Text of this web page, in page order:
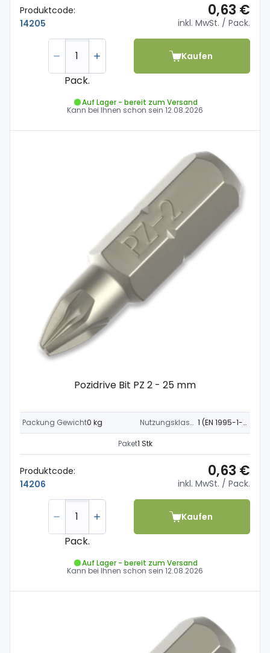
Produktcode:
14205
0,63 €
inkl. MwSt. / Pack.
Pack.
Kaufen
Auf Lager - bereit zum Versand
Kann bei Ihnen schon sein 12.08.2026
Pozidrive Bit PZ 2 - 25 mm
Packung Gewicht0 kg Nutzungsklasse 1 (EN 1995-1-1)
Paket1 Stk
Produktcode:
14206
0,63 €
inkl. MwSt. / Pack.
Pack.
Kaufen
Auf Lager - bereit zum Versand
Kann bei Ihnen schon sein 12.08.2026